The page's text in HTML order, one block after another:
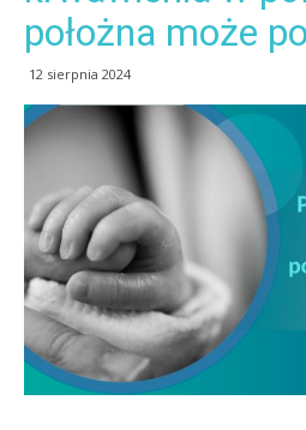
położna może
12 sierpnia 2024